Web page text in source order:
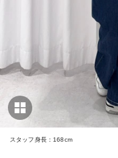
スタッフ身長：168cm